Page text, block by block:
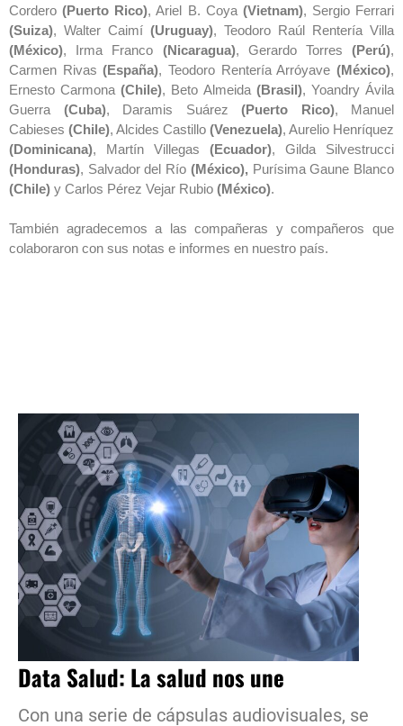
Cordero(Puerto Rico), Ariel B. Coya (Vietnam), Sergio Ferrari
(Suiza), Walter Caimí (Uruguay), Teodoro Raúl Rentería Villa
(México), Irma Franco (Nicaragua), Gerardo Torres (Perú),
Carmen Rivas(España), Teodoro Rentería Arróyave(México),
Ernesto Carmona(Chile), Beto Almeida (Brasil), Yoandry Ávila
Guerra (Cuba), Daramis Suárez (Puerto Rico), Manuel
Cabieses (Chile), Alcides Castillo (Venezuela), Aurelio Henríquez
(Dominicana), Martín Villegas (Ecuador), Gilda Silvestrucci
(Honduras), Salvador del Río (México), Purísima Gaune Blanco
(Chile) y Carlos Pérez Vejar Rubio (México).
También agradecemos a las compañeras y compañeros que
colaboraron con sus notas e informes en nuestro país.
Data Salud: La salud nos une
Con una serie de cápsulas audiovisuales, se